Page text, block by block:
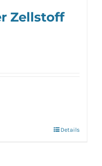
Zellstoff
Details